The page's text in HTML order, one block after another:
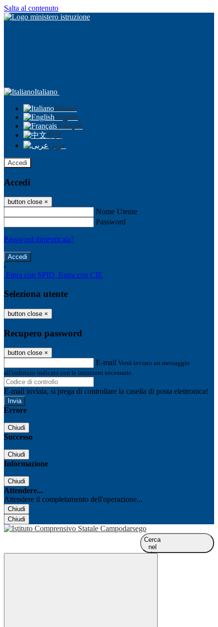
Salta al contenuto
Italiano
Italiano
English
Français
中文
عربى
Accedi
Accedi
button close ×
Nome Utente
Password
Password dimenticata?
-
Entra con SPID Entra con CIE
Seleziona utente
button close ×
Recupero password
button close ×
E-mail Verrà inviato un messaggio
all'indirizzo indicato con le istruzioni necessarie.
E-mail inviata, si prega di controllare la casella di posta elettronica!
Errore
Chiudi
Successo
Chiudi
Informazione
Chiudi
Attendere...
Attendere il completamento dell'operazione...
Chiudi
Chiudi
Cerca
nel
sito